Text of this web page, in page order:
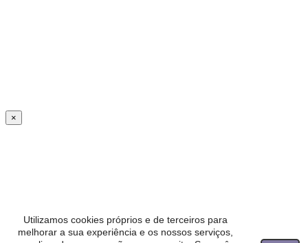
Utilizamos cookies próprios e de terceiros para
melhorar a sua experiência e os nossos serviços,
×